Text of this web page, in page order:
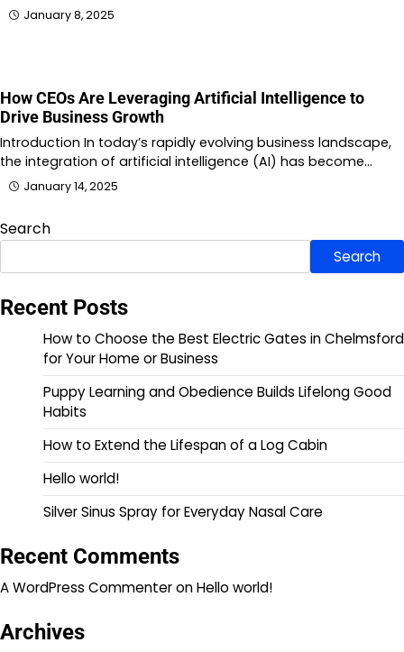
January 8, 2025
How CEOs Are Leveraging Artificial Intelligence to
Drive Business Growth
Introduction In today’s rapidly evolving business landscape,
the integration of artificial intelligence (AI) has become…
January 14, 2025
Search
Search
Recent Posts
How to Choose the Best Electric Gates in Chelmsford
for Your Home or Business
Puppy Learning and Obedience Builds Lifelong Good
Habits
How to Extend the Lifespan of a Log Cabin
Hello world!
Silver Sinus Spray for Everyday Nasal Care
Recent Comments
A WordPress CommenteronHello world!
Archives